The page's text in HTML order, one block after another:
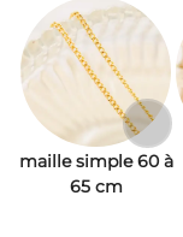
maille simple 60 à
65 cm